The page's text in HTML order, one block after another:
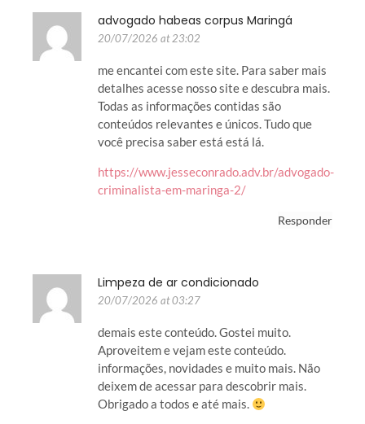
advogado habeas corpus Maringá
20/07/2026 at 23:02
me encantei com este site. Para saber mais
detalhes acesse nosso site e descubra mais.
Todas as informações contidas são
conteúdos relevantes e únicos. Tudo que
você precisa saber está está lá.
https://www.jesseconrado.adv.br/advogado-
criminalista-em-maringa-2/
Responder
Limpeza de ar condicionado
20/07/2026 at 03:27
demais este conteúdo. Gostei muito.
Aproveitem e vejam este conteúdo.
informações, novidades e muito mais. Não
deixem de acessar para descobrir mais.
Obrigado a todos e até mais.